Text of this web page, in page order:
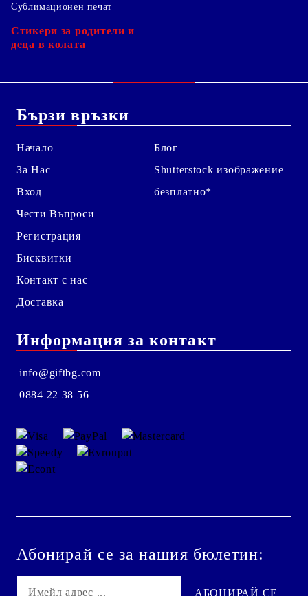
Сублимационен печат
Стикери за родители и
деца в колата
Бързи връзки
Начало
За Нас
Вход
Чести Въпроси
Регистрация
Бисквитки
Контакт с нас
Доставка
Блог
Shutterstock изображение
безплатно*
Информация за контакт
info@giftbg.com
0884 22 38 56
Абонирай се за нашия бюлетин: